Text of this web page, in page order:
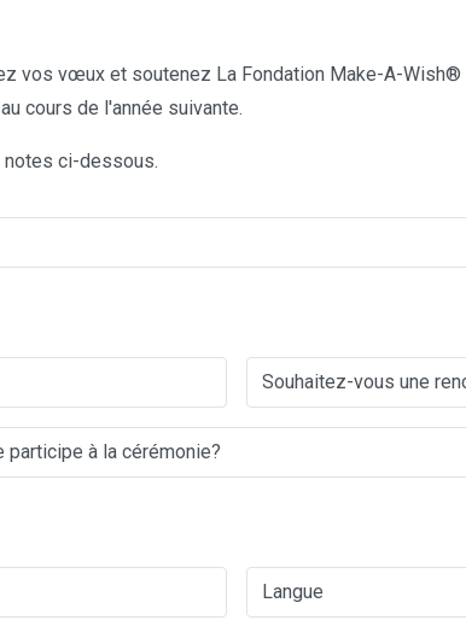
vos vœux et soutenez La Fondation Make-A-Wish®
cours de l'année suivante.
notes ci-dessous.